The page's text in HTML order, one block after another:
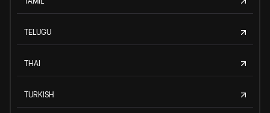
TELUGU
THAI
TURKISH